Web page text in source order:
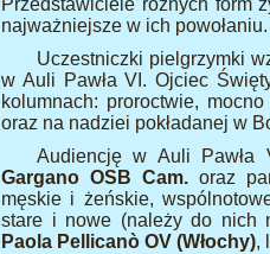
Przedstawiciele różnych form
najważniejsze w ich powołaniu.
Uczestniczki pielgrzymki
w Auli Pawła VI. Ojciec
kolumnach: proroctwie,
oraz na nadziei pokładanej w
Audiencję w Auli Pawła
Gargano OSB Cam.oraz
męskie i żeńskie,
stare i nowe (należy do nich
Paola Pellicanò OV (Włochy),